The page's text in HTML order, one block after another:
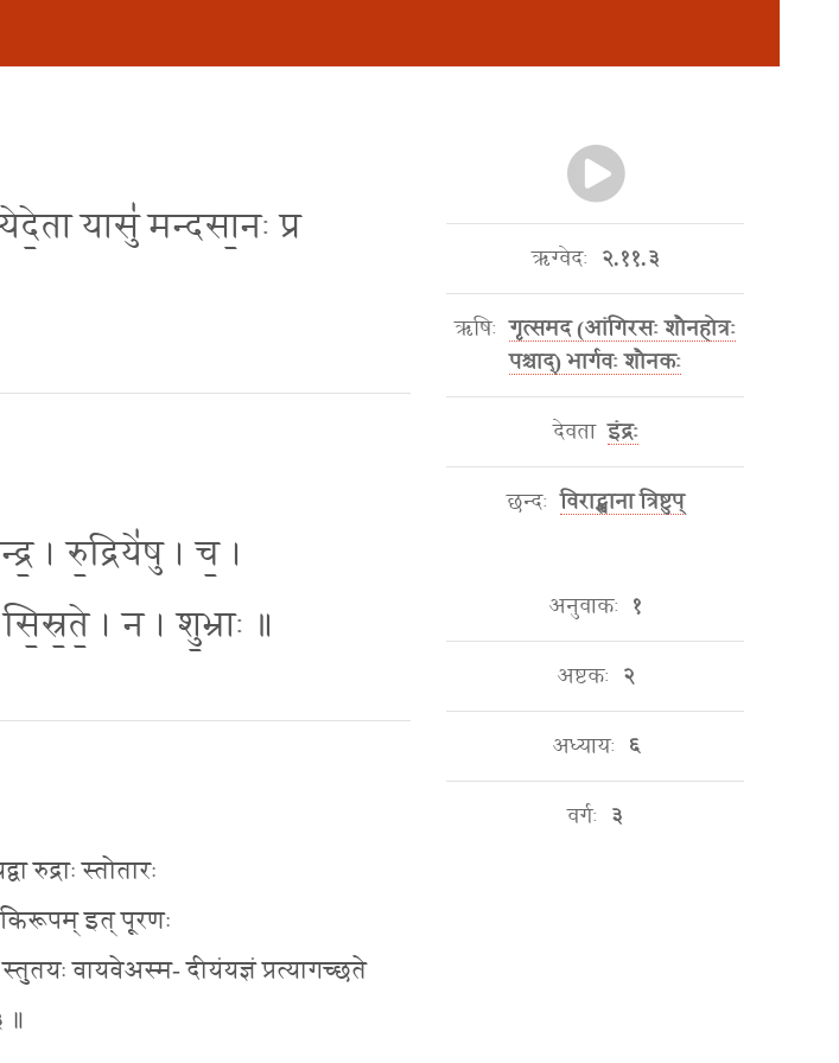
यासु॑ मन्दसा॒नः प्र
। रु॒द्रिये॑षु । च॒ ।
। न । शु॒भ्राः ॥
रुद्राः स्तोतारः
इत् पूरणः
स्तुतयः वायवेअस्म- दीयंयज्ञं प्रत्यागच्छते
॥
ऋग्वेदः २.११.३
ऋषिः गृत्समद (आंगिरसः शौनहोत्रः
पश्चाद्) भार्गवः शौनकः
देवता इंद्रः
छन्दः विराट्स्थाना त्रिष्टुप्
अनुवाकः १
अष्टकः २
अध्यायः ६
वर्गः ३